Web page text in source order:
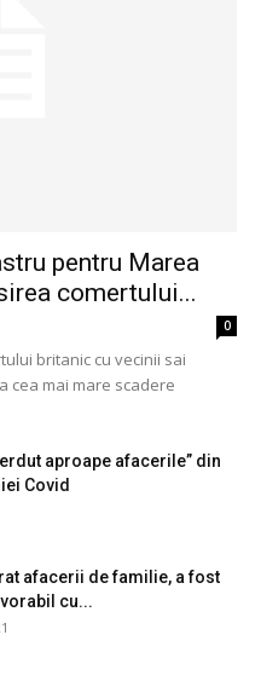
pentru Marea
comertului...
0
britanic cu vecinii sai
cea mai mare scadere
aproape afacerile” din
Covid
afacerii de familie, a fost
cu...